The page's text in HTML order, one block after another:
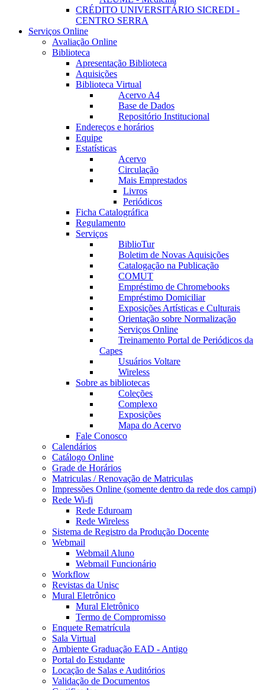
CRÉDITO UNIVERSITÁRIO SICREDI -
CENTRO SERRA
Serviços Online
Avaliação Online
Biblioteca
Apresentação Biblioteca
Aquisições
Biblioteca Virtual
Acervo A4
Base de Dados
Repositório Institucional
Endereços e horários
Equipe
Estatísticas
Acervo
Circulação
Mais Emprestados
Livros
Periódicos
Ficha Catalográfica
Regulamento
Serviços
BiblioTur
Boletim de Novas Aquisições
Catalogação na Publicação
COMUT
Empréstimo de Chromebooks
Empréstimo Domiciliar
Exposições Artísticas e Culturais
Orientação sobre Normalização
Serviços Online
Treinamento Portal de Periódicos da
Capes
Usuários Voltare
Wireless
Sobre as bibliotecas
Coleções
Complexo
Exposições
Mapa do Acervo
Fale Conosco
Calendários
Catálogo Online
Grade de Horários
Matriculas / Renovação de Matriculas
Impressões Online (somente dentro da rede dos campi)
Rede Wi-fi
Rede Eduroam
Rede Wireless
Sistema de Registro da Produção Docente
Webmail
Webmail Aluno
Webmail Funcionário
Workflow
Revistas da Unisc
Mural Eletrônico
Mural Eletrônico
Termo de Compromisso
Enquete Rematrícula
Sala Virtual
Ambiente Graduação EAD - Antigo
Portal do Estudante
Locação de Salas e Auditórios
Validação de Documentos